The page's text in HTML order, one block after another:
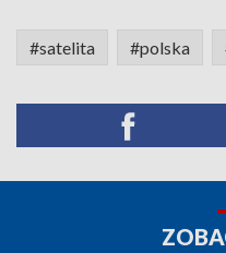
#satelita #polska